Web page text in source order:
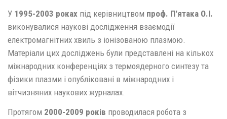
У 1995-2003 роках під керівництвом проф. П'ятака О.І.
виконувалися наукові дослідження взаємодії
електромагнітних хвиль з іонізованою плазмою.
Матеріали цих досліджень були представлені на кількох
міжнародних конференціях з термоядерного синтезу та
фізики плазми і опубліковані в міжнародних і
вітчизняних наукових журналах.
Протягом 2000-2009 років проводилася робота з